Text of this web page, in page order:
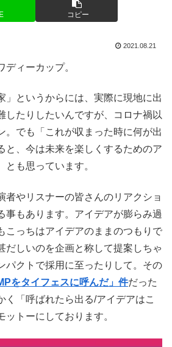
コピー
2021.08.21
ディーカップ。
」というからには、実際に現地に出
したりしたいんですが、コロナ禍以
。でも「これが収まった時に何が出
と、今は未来を楽しくするためのア
とも思っています。
者やリスナーの皆さんのリアクショ
事もあります。アイデアが膨らみ過
こっちはアイデアのままのつもりで
だしいのを企画と称して提案しちゃ
パクトで採用に至ったりして。その
をタイフェスに呼んだ」件だった
く「呼ばれたら出る/アイデアはこ
ットーにしております。